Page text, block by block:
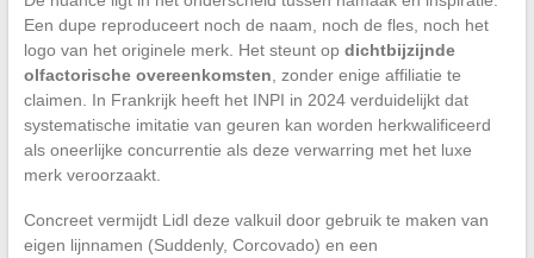
Een dupe reproduceert noch de naam, noch de fles, noch het
logo van het originele merk. Het steunt op dichtbijzijnde
olfactorische overeenkomsten , zonder enige affiliatie te
claimen. In Frankrijk heeft het INPI in 2024 verduidelijkt dat
systematische imitatie van geuren kan worden herkwalificeerd
als oneerlijke concurrentie als deze verwarring met het luxe
merk veroorzaakt.
Concreet vermijdt Lidl deze valkuil door gebruik te maken van
eigen lijnnamen (Suddenly, Corcovado) en een